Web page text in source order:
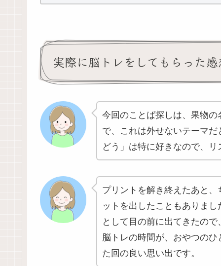
実際に脳トレをしてもらった
今回のことば探しは、果物
で、これは外せないテーマ
どう」は特に好きなので、
プリントを解き終えたあと
ットを出したこともありま
として目の前に出てきたの
脳トレの時間が、おやつの
た回の良い思い出です。